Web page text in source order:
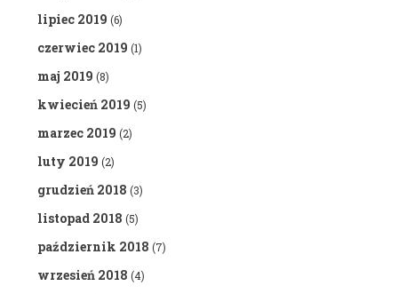
lipiec 2019 (6)
czerwiec 2019 (1)
maj 2019 (8)
kwiecień 2019 (5)
marzec 2019 (2)
luty 2019 (2)
grudzień 2018 (3)
listopad 2018 (5)
październik 2018 (7)
wrzesień 2018 (4)